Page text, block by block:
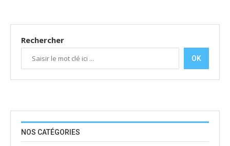
Rechercher
OK
NOS CATÉGORIES